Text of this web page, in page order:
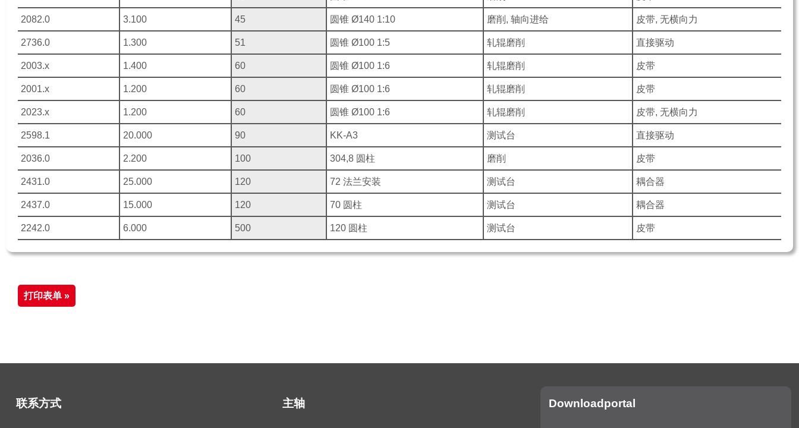
2082.0 3.100 45 圆锥 Ø140 1:10 磨削, 轴向进给 皮带, 无横向力
2736.0 1.300 51 圆锥 Ø100 1:5 轧辊磨削 直接驱动
2003.x 1.400 60 圆锥 Ø100 1:6 轧辊磨削 皮带
2001.x 1.200 60 圆锥 Ø100 1:6 轧辊磨削 皮带
2023.x 1.200 60 圆锥 Ø100 1:6 轧辊磨削 皮带, 无横向力
2598.1 20.000 90 KK-A3 测试台 直接驱动
2036.0 2.200 100 304,8 圆柱 磨削 皮带
2431.0 25.000 120 72 法兰安装 测试台 耦合器
2437.0 15.000 120 70 圆柱 测试台 耦合器
2242.0 6.000 500 120 圆柱 测试台 皮带
打印表单 »
联系方式 主轴 Downloadportal